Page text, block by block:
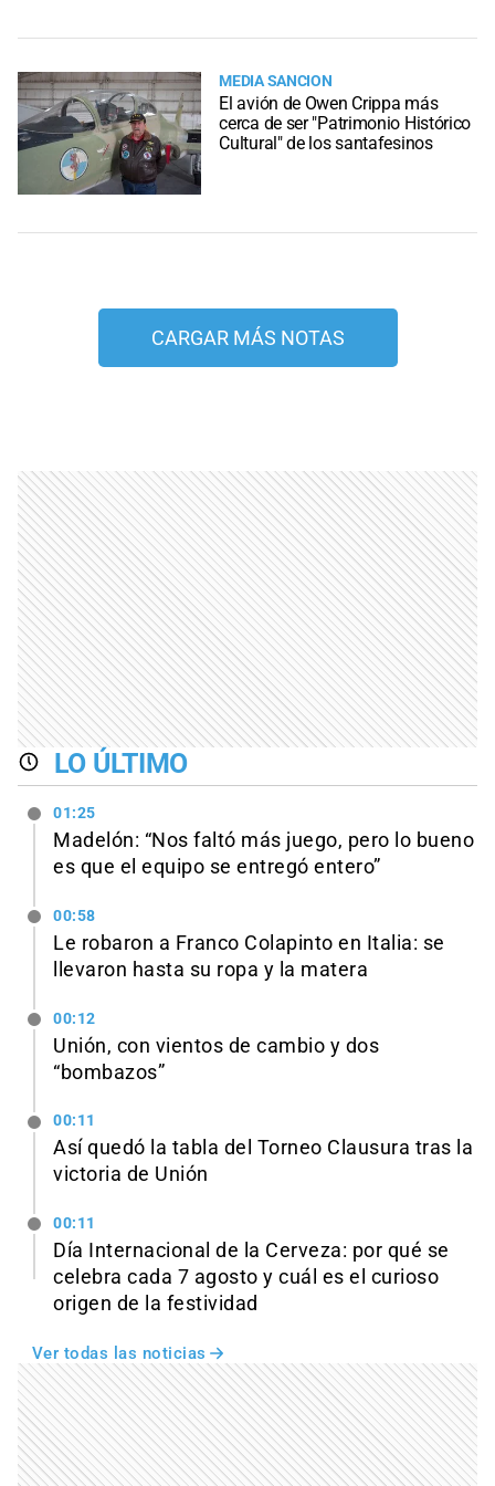
MEDIA SANCION
El avión de Owen Crippa más
cerca de ser "Patrimonio Histórico
Cultural" de los santafesinos
CARGAR MÁS NOTAS
LO ÚLTIMO
01:25
Madelón: “Nos faltó más juego, pero lo bueno
es que el equipo se entregó entero”
00:58
Le robaron a Franco Colapinto en Italia: se
llevaron hasta su ropa y la matera
00:12
Unión, con vientos de cambio y dos
“bombazos”
00:11
Así quedó la tabla del Torneo Clausura tras la
victoria de Unión
00:11
Día Internacional de la Cerveza: por qué se
celebra cada 7 agosto y cuál es el curioso
origen de la festividad
Ver todas las noticias